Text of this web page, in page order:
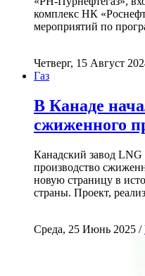
комплекс НК
мероприятий по
Четверг, 15 Август
Газ
В Канаде
сжиженного
Канадский завод LNG
производство
новую страницу в
страны. Проект,
Среда, 25 Июнь 2025 /